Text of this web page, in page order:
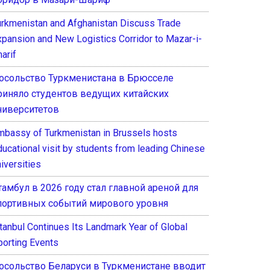
and Afghanistan Discuss Trade
and New Logistics Corridor to Mazar-i-
Туркменистана в Брюсселе
студентов ведущих китайских
of Turkmenistan in Brussels hosts
visit by students from leading Chinese
в 2026 году стал главной ареной для
событий мирового уровня
Continues Its Landmark Year of Global
Events
Беларуси в Туркменистане вводит